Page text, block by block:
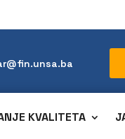
KVALITETA